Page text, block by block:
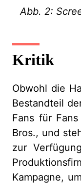
Abb. 2:
Kritik
Obwohl die
Bestandteil
Fans für
Bros., und
zur
Kampagne,